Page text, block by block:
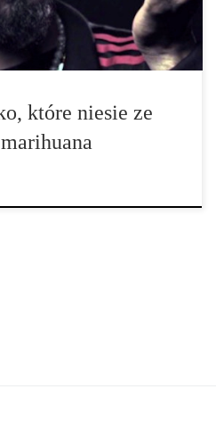
[…]
które niesie ze